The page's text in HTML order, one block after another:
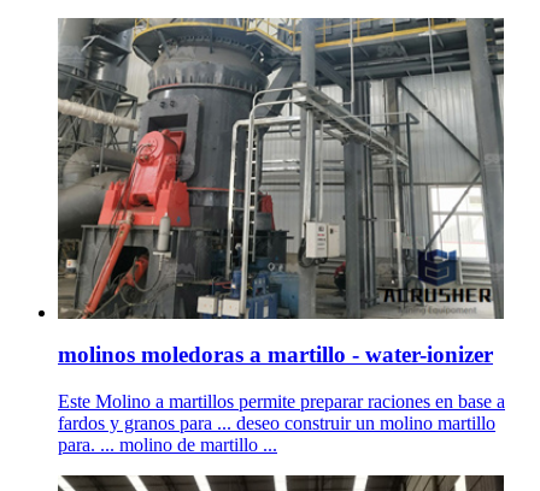
molinos moledoras a martillo - water-ionizer
Este Molino a martillos permite preparar raciones en base a
fardos y granos para ... deseo construir un molino martillo
para. ... molino de martillo ...